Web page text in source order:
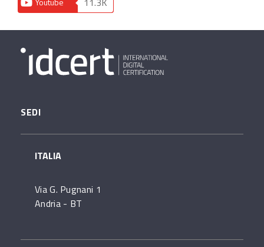
SEDI
ITALIA
Via G. Pugnani 1
Andria - BT